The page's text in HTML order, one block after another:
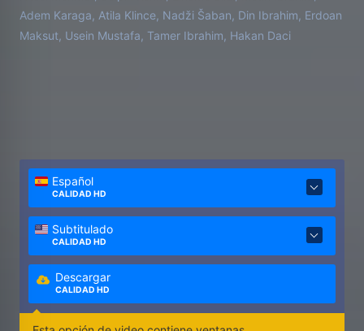
Adem Karaga, Atila Klince, Nadži Šaban, Din Ibrahim, Erdoan
Maksut, Usein Mustafa, Tamer Ibrahim, Hakan Daci
Español
CALIDAD HD
Subtitulado
CALIDAD HD
Descargar
CALIDAD HD